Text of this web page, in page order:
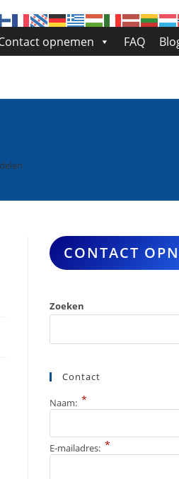
opnemen FAQ
CONTACT
Zoeken
Contact
Naam: *
E-mailadres: *